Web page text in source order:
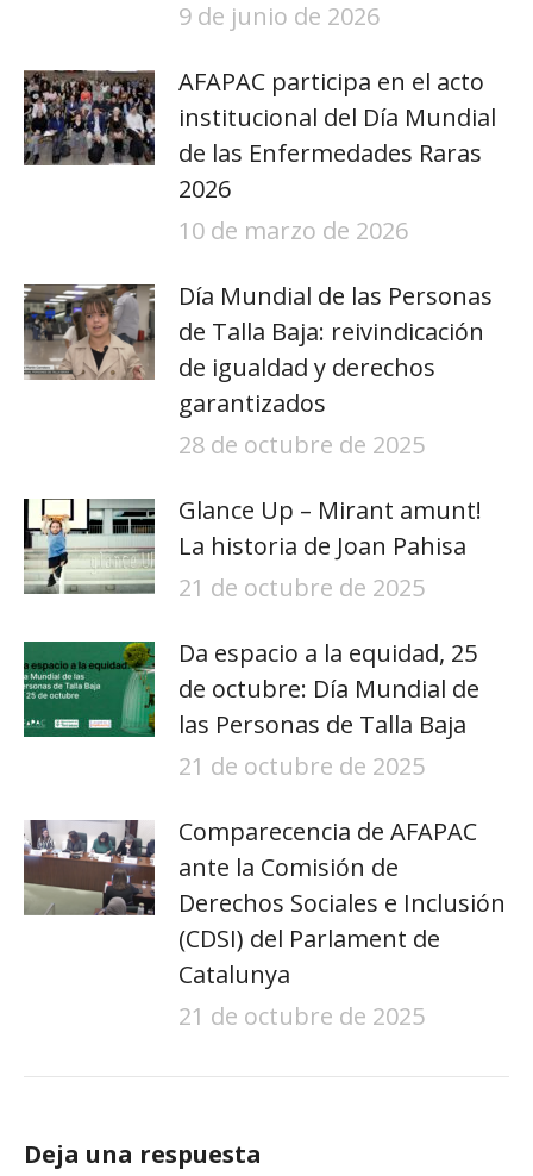
9 de junio de 2026
AFAPAC participa en el acto
institucional del Día Mundial
de las Enfermedades Raras
2026
10 de marzo de 2026
Día Mundial de las Personas
de Talla Baja: reivindicación
de igualdad y derechos
garantizados
28 de octubre de 2025
Glance Up – Mirant amunt!
La historia de Joan Pahisa
21 de octubre de 2025
Da espacio a la equidad, 25
de octubre: Día Mundial de
las Personas de Talla Baja
21 de octubre de 2025
Comparecencia de AFAPAC
ante la Comisión de
Derechos Sociales e Inclusión
(CDSI) del Parlament de
Catalunya
21 de octubre de 2025
Deja una respuesta